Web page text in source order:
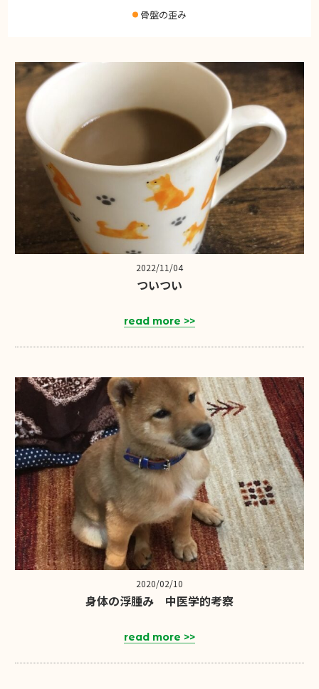
骨盤の歪み
2022/11/04
ついつい
read more >>
2020/02/10
身体の浮腫み 中医学的考察
read more >>